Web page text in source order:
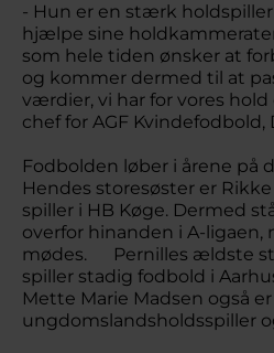
- Hun er en stærk
hjælpe sine
som hele tiden ønsker at
og kommer dermed til at
værdier, vi har for vores
chef for AGF
Fodbolden løber i årene på
Hendes storesøster er
spiller i HB Køge. Dermed
overfor hinanden i A-ligaen,
mødes. Pernilles ældste
spiller stadig fodbold i
Mette Marie Madsen også
ungdomslandsholdsspiller